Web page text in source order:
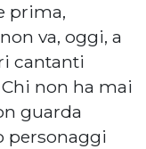
prima,
va, oggi, a
cantanti
non ha mai
guarda
personaggi